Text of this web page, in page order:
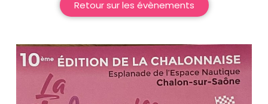
Retour sur les évènements